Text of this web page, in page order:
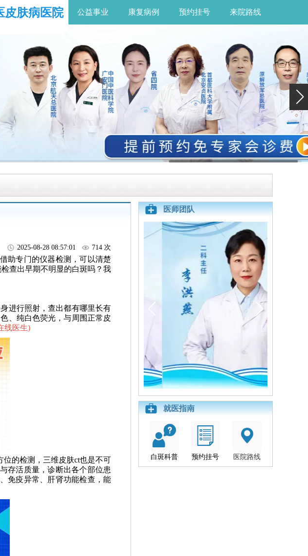
皮肤病医院 公益事业 康复病例 预约挂号 来院路线
2025-08-28 08:57:01 714 次
助专门的仪器检测，可以清楚
查出早期不明显的白斑吗？我
进行照射，查出都有哪里长有
、纯白色荧光，与周围正常皮
线医生)
的检测，三维皮肤ct也是不可
存活质量，诊断出各个部位患
免疫异常、肝肾功能检查，能
医师团队
就医指南
白斑科普 预约挂号 医院路线